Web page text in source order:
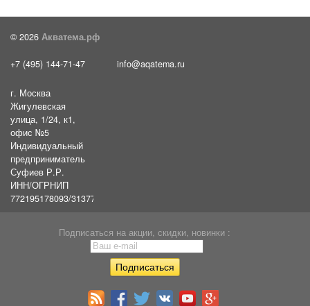
© 2026 Акватема.рф
+7 (495) 144-71-47 info@aqatema.ru
г. Москва
Жигулевская
улица, 1/24, к1,
офис №5
Индивидуальный
предприниматель
Суфиев Р.Р.
ИНН/ОГРНИП
772195178093/31377461610054
Подписаться на акции, скидки, новинки :